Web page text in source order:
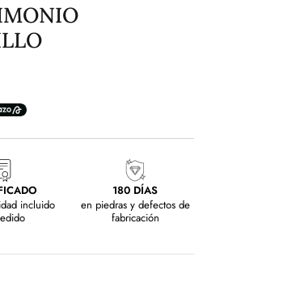
incluido
180 DÍAS
en piedras y defectos de
fabricación